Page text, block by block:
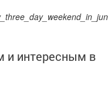
и интересным в